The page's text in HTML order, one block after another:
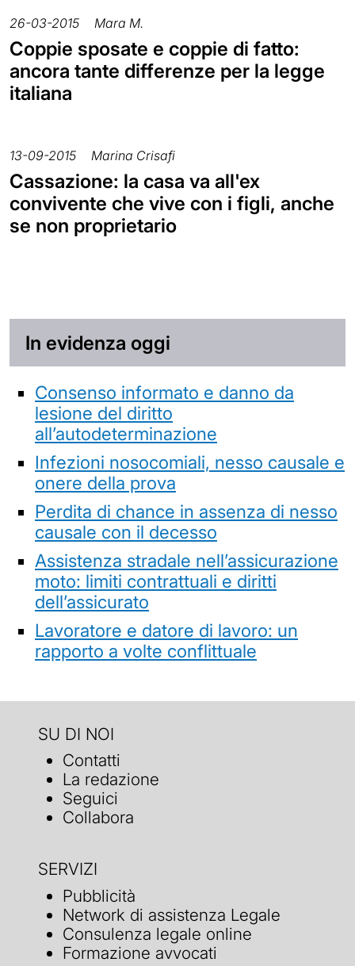
26-03-2015 Mara M.
Coppie sposate e coppie di fatto:
ancora tante differenze per la legge
italiana
13-09-2015 Marina Crisafi
Cassazione: la casa va all'ex
convivente che vive con i figli, anche
se non proprietario
In evidenza oggi
Consenso informato e danno da
lesione del diritto
all’autodeterminazione
Infezioni nosocomiali, nesso causale e
onere della prova
Perdita di chance in assenza di nesso
causale con il decesso
Assistenza stradale nell’assicurazione
moto: limiti contrattuali e diritti
dell’assicurato
Lavoratore e datore di lavoro: un
rapporto a volte conflittuale
SU DI NOI
Contatti
La redazione
Seguici
Collabora
SERVIZI
Pubblicità
Network di assistenza Legale
Consulenza legale online
Formazione avvocati